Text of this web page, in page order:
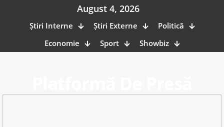
August 4, 2026
Știri Interne Știri Externe
Politică
Economie
Sport Showbiz